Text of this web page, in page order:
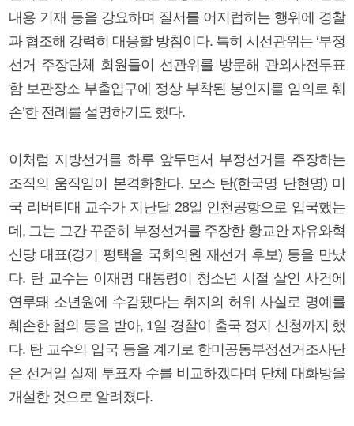
내용 기재 등을 강요하며 질서를 어지럽히는 행위에 경찰
과 협조해 강력히 대응할 방침이다. 특히 시선관위는 ‘부정
선거 주장단체 회원들이 선관위를 방문해 관외사전투표
함 보관장소 부출입구에 정상 부착된 봉인지를 임의로 훼
손’한 전례를 설명하기도 했다.
이처럼 지방선거를 하루 앞두면서 부정선거를 주장하는
조직의 움직임이 본격화한다. 모스 탄(한국명 단현명) 미
국 리버티대 교수가 지난달 28일 인천공항으로 입국했는
데, 그는 그간 꾸준히 부정선거를 주장한 황교안 자유와혁
신당 대표(경기 평택을 국회의원 재선거 후보) 등을 만났
다. 탄 교수는 이재명 대통령이 청소년 시절 살인 사건에
연루돼 소년원에 수감됐다는 취지의 허위 사실로 명예를
훼손한 혐의 등을 받아, 1일 경찰이 출국 정지 신청까지 했
다. 탄 교수의 입국 등을 계기로 한미공동부정선거조사단
은 선거일 실제 투표자 수를 비교하겠다며 단체 대화방을
개설한 것으로 알려졌다.